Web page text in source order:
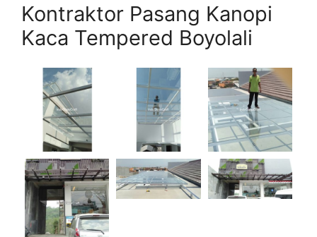
Kontraktor Pasang Kanopi
Kaca Tempered Boyolali